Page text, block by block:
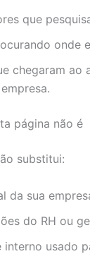
que
onde
chegaram ao
página não é
substitui:
da sua
do RH ou
interno usado